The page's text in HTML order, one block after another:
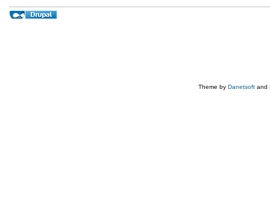
Theme by Danetsoft and